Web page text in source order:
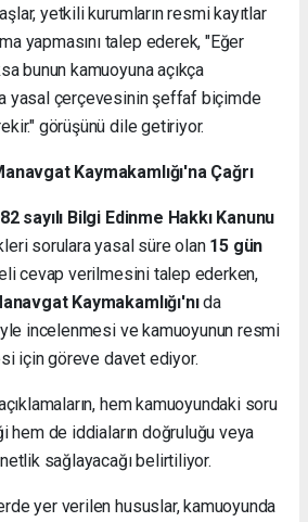
yetkili kurumların resmi kayıtlar
yapmasını talep ederek, "Eğer
bunun kamuoyuna açıkça
yasal çerçevesinin şeffaf biçimde
görüşünü dile getiriyor.
Kaymakamlığı'na Çağrı
sayılı Bilgi Edinme Hakkı Kanunu
sorulara yasal süre olan 15 gün
cevap verilmesini talep ederken,
Kaymakamlığı'nıda
incelenmesi ve kamuoyunun resmi
için göreve davet ediyor.
hem kamuoyundaki soru
hem de iddiaların doğruluğu veya
netlik sağlayacağı belirtiliyor.
yer verilen hususlar, kamuoyunda